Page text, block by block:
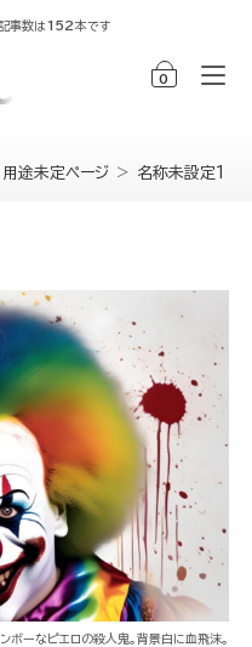
事数は 152 本です
0
用途未定ページ > 名称未設定1
ボーなピエロの殺人鬼。背景白に血飛沫。